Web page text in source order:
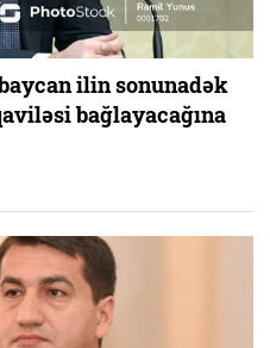
ilin sonunadək
bağlayacağına